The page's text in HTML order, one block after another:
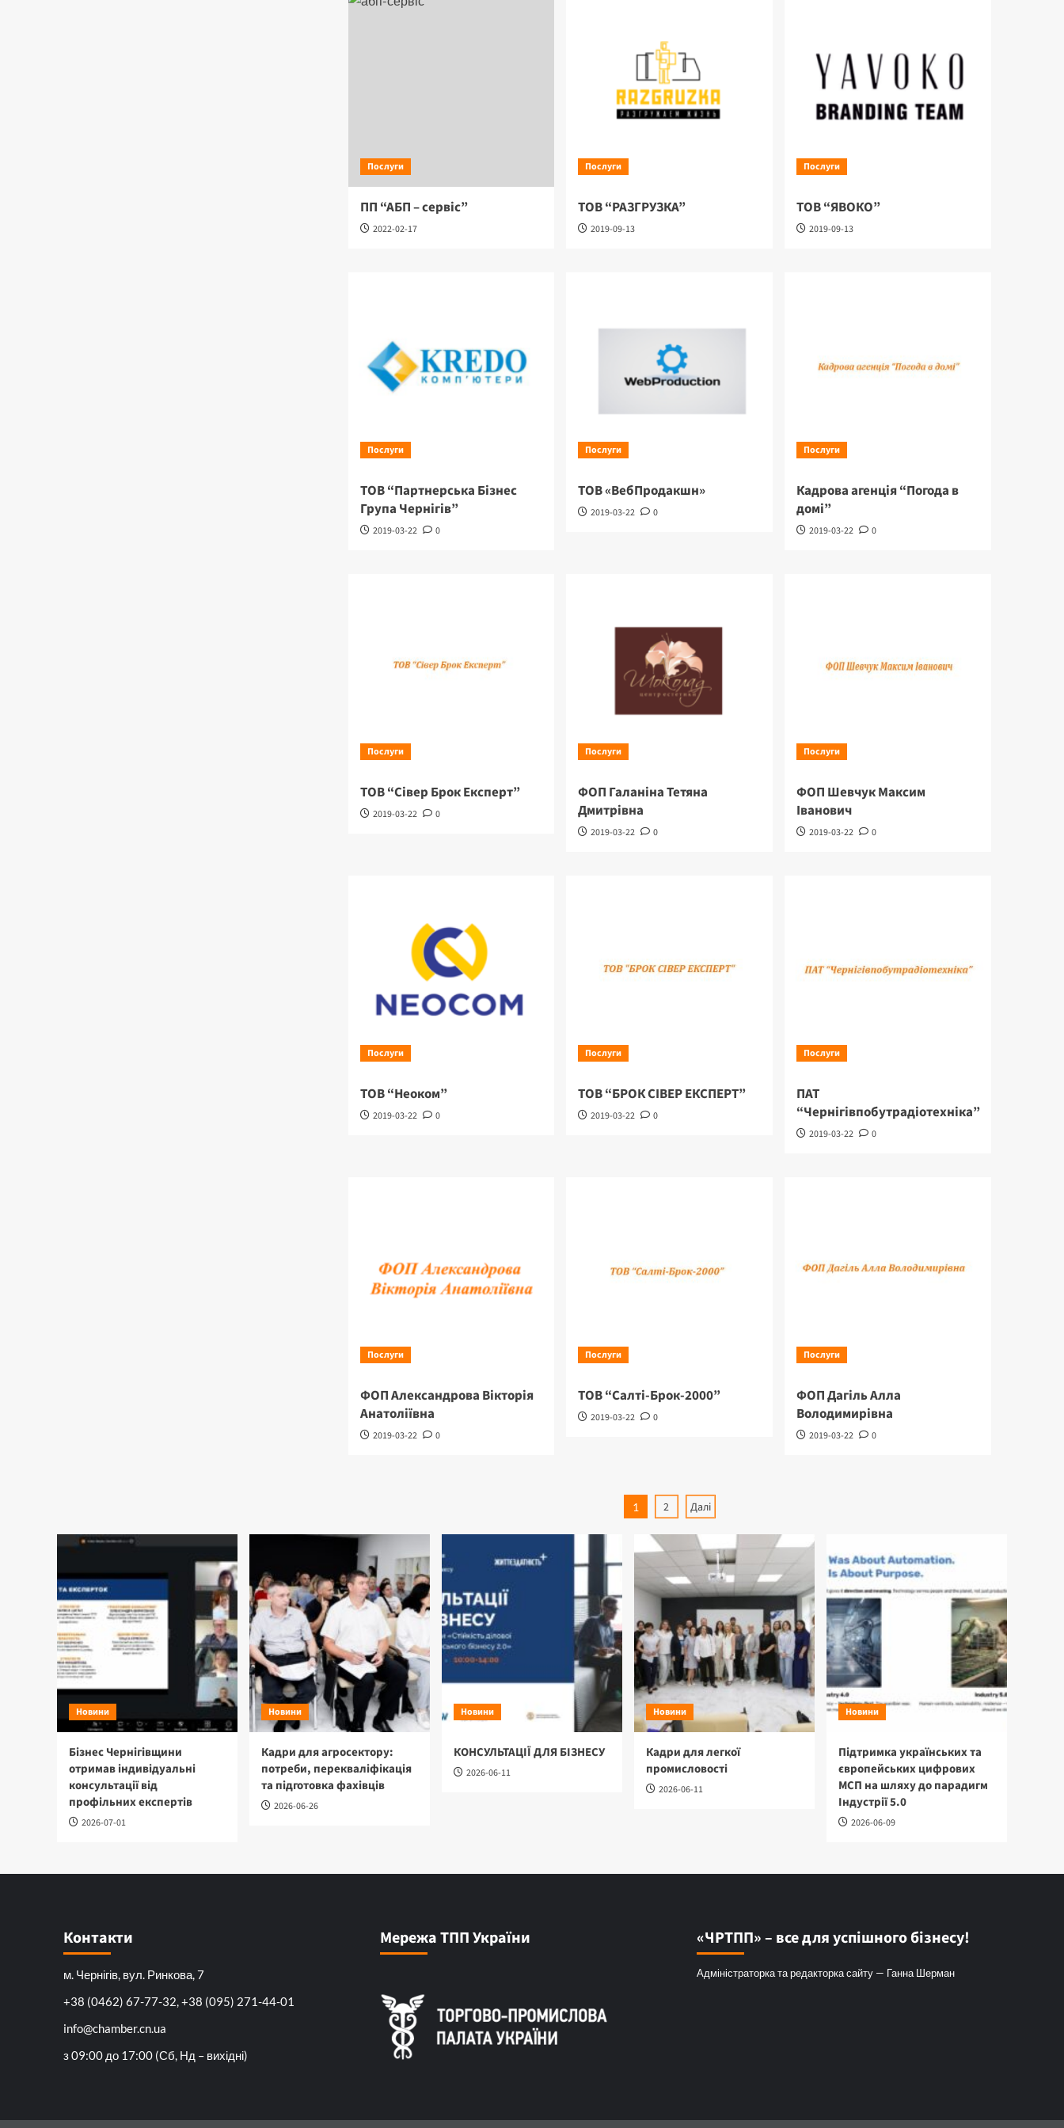
Послуги
ПП “АБП – сервіс”
2022-02-17
Послуги
ТОВ “РАЗГРУЗКА”
2019-09-13
Послуги
ТОВ “ЯВОКО”
2019-09-13
Послуги
ТОВ “Партнерська Бізнес
Група Чернігів”
2019-03-22 0
Послуги
ТОВ «ВебПродакшн»
2019-03-22 0
Послуги
Кадрова агенція “Погода в
домі”
2019-03-22 0
Послуги
ТОВ “Сівер Брок Експерт”
2019-03-22 0
Послуги
ФОП Галаніна Тетяна
Дмитрівна
2019-03-22 0
Послуги
ФОП Шевчук Максим
Іванович
2019-03-22 0
Послуги
ТОВ “Неоком”
2019-03-22 0
Послуги
ТОВ “БРОК СІВЕР ЕКСПЕРТ”
2019-03-22 0
Послуги
ПАТ
“Чернігівпобутрадіотехніка”
2019-03-22 0
Послуги
ФОП Александрова Вікторія
Анатоліївна
2019-03-22 0
Послуги
ТОВ “Салті-Брок-2000”
2019-03-22 0
Послуги
ФОП Дагіль Алла
Володимирівна
2019-03-22 0
Пагінація
записів
1 2 Далі
Новини
Бізнес Чернігівщини
отримав індивідуальні
консультації від
профільних експертів
2026-07-01
Новини
Кадри для агросектору:
потреби, перекваліфікація
та підготовка фахівців
2026-06-26
Новини
КОНСУЛЬТАЦІЇ ДЛЯ БІЗНЕСУ
2026-06-11
Новини
Кадри для легкої
промисловості
2026-06-11
Новини
Підтримка українських та
європейських цифрових
МСП на шляху до парадигм
Індустрії 5.0
2026-06-09
Контакти
м. Чернігів, вул. Ринкова, 7
+38 (0462) 67-77-32, +38 (095) 271-44-01
info@chamber.cn.ua
з 09:00 до 17:00 (Сб, Нд – вихідні)
Мережа ТПП України «ЧРТПП» – все для успішного бізнесу!
Адміністраторка та редакторка сайту — Ганна Шерман